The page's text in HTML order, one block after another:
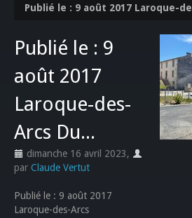
Publié le : 9 août 2017 Laroque-
Publié le : 9
août 2017
Laroque-des-
Arcs Du...
dimanche 16 avril 2023,
par Claude Vertut
Publié le : 9 août 2017
Laroque-des-Arcs